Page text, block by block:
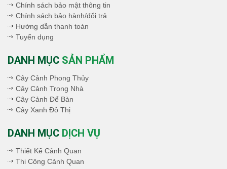
Chính sách bảo mật thông tin
Chính sách bảo hành/đổi trả
Hướng dẫn thanh toán
Tuyển dụng
DANH MỤC SẢN PHẨM
Cây Cảnh Phong Thủy
Cây Cảnh Trong Nhà
Cây Cảnh Để Bàn
Cây Xanh Đô Thị
DANH MỤC DỊCH VỤ
Thiết Kế Cảnh Quan
Thi Công Cảnh Quan